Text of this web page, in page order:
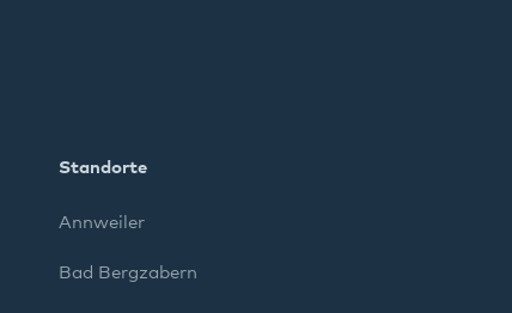
Standorte
Annweiler
Bad Bergzabern